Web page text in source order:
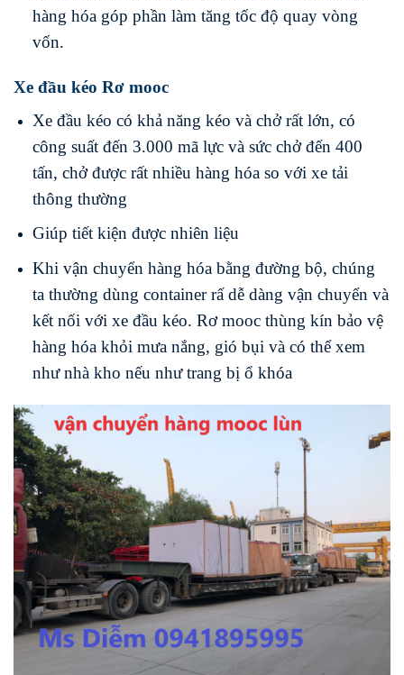
hàng hóa góp phần làm tăng tốc độ quay vòng
vốn.
Xe đầu kéo Rơ mooc
Xe đầu kéo có khả năng kéo và chở rất lớn, có
công suất đến 3.000 mã lực và sức chở đến 400
tấn, chở được rất nhiều hàng hóa so với xe tải
thông thường
Giúp tiết kiện được nhiên liệu
Khi vận chuyển hàng hóa bằng đường bộ, chúng
ta thường dùng container rấ dễ dàng vận chuyển và
kết nối với xe đầu kéo. Rơ mooc thùng kín bảo vệ
hàng hóa khỏi mưa nắng, gió bụi và có thể xem
như nhà kho nếu như trang bị ổ khóa